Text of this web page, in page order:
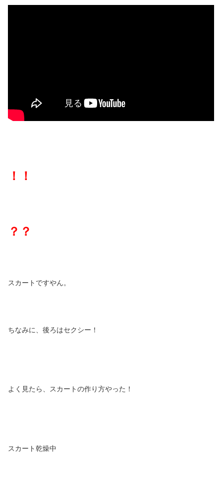
！！
？？
スカートですやん。
ちなみに、後ろはセクシー！
よく見たら、スカートの作り方やった！
スカート乾燥中